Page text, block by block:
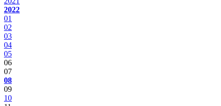
2022
01
02
03
04
05
06
07
08
09
10